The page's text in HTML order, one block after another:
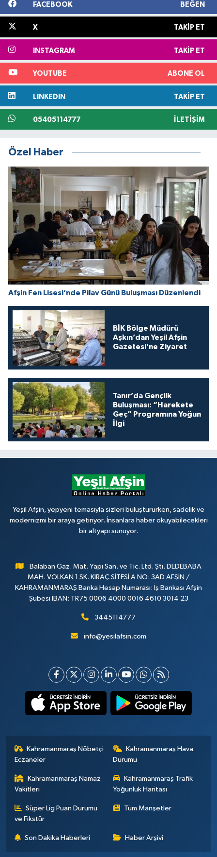
FACEBOOK BEĞEN
X TAKIP ET
INSTAGRAM TAKIP ET
YOUTUBE ABONE OL
LINKEDIN TAKIP ET
05405114777 İLETIŞIM
Özel Haber
Afşin Fen Lisesi’nde Pilav Günü Buluşması Düzenlendi
BİK Bölge Müdürü
Aşkın’dan Yeşil Afşin
Gazetesi’ne Ziyaret
Tanır’da Gençlik
Buluşması: “Harekete
Geç” Programına Yoğun
İlgi
Yeşil Afşin, yepyeni temasıyla sizleri buluştururken, sadelik ve
modernizmi bir araya getiriyor. İnsanlara haber okuyabilecekleri
bir altyapı sunuyor.
Balaban Gaz. Mat. Yapı San. ve Tic. Ltd. Şti. DEDEBABA
MAH. VOLKAN 1 SK. KIRAÇ SİTESİ A NO: 3AD AFŞİN /
KAHRAMANMARAŞ Banka Hesap Numarası: İş Bankası Afşin
Şubesi IBAN: TR75 0006 4000 0016 4610 3014 23
3445114777
info@yesilafsin.com
Kahramanmaraş Nöbetçi
Eczaneler
Kahramanmaraş Hava
Durumu
Kahramanmaraş Namaz
Vakitleri
Kahramanmaraş Trafik
Yoğunluk Haritası
Süper Lig Puan Durumu
ve Fikstür
Tüm Manşetler
Son Dakika Haberleri Haber Arşivi